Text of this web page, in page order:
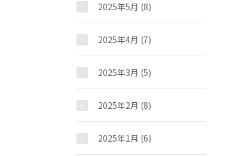
2025年5月 (8)
2025年4月 (7)
2025年3月 (5)
2025年2月 (8)
2025年1月 (6)